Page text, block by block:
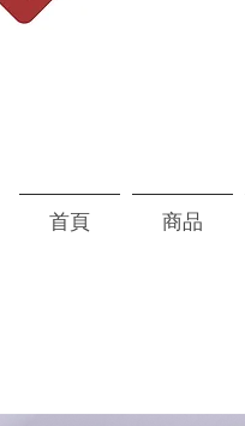
首頁 商品